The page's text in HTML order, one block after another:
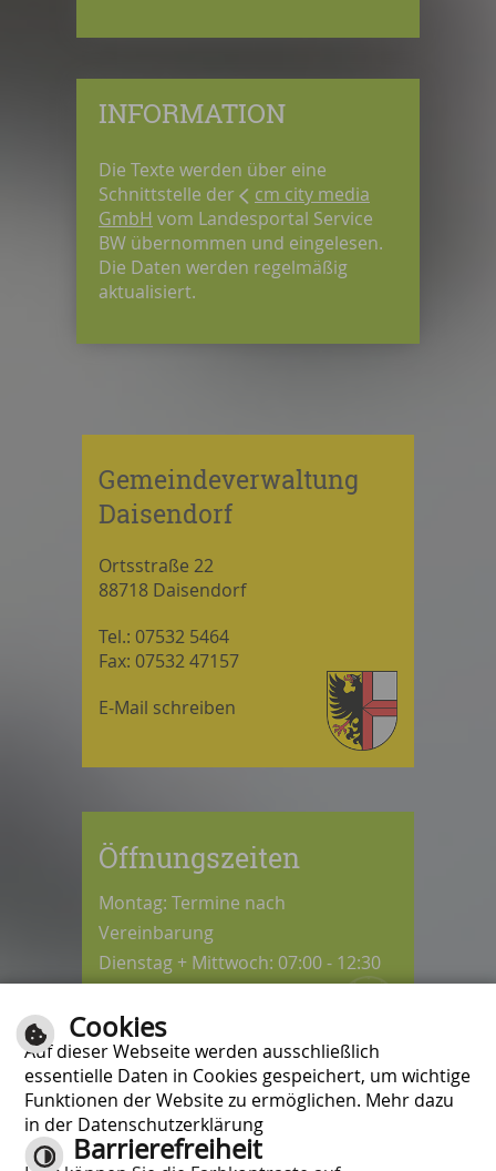
INFORMATION
Die Texte werden über eine
Schnittstelle der
cm city media
GmbH vom Landesportal Service
BW übernommen und eingelesen.
Die Daten werden regelmäßig
aktualisiert.
Gemeindeverwaltung
Daisendorf
Ortsstraße 22
88718 Daisendorf
Tel.: 07532 5464
Fax: 07532 47157
E-Mail schreiben
Öffnungszeiten
Montag: Termine nach
Vereinbarung
Dienstag + Mittwoch: 07:00 - 12:30
Donnerstag: 08:30 - 12:30 / 14:00 -
18:00 Uhr
Freitag: 07:00 - 12:00 Uhr
Kontrast
Cookies
Auf dieser Webseite werden ausschließlich
essentielle Daten in Cookies gespeichert, um wichtige
Funktionen der Website zu ermöglichen. Mehr dazu
in der Datenschutzerklärung
Barrierefreiheit